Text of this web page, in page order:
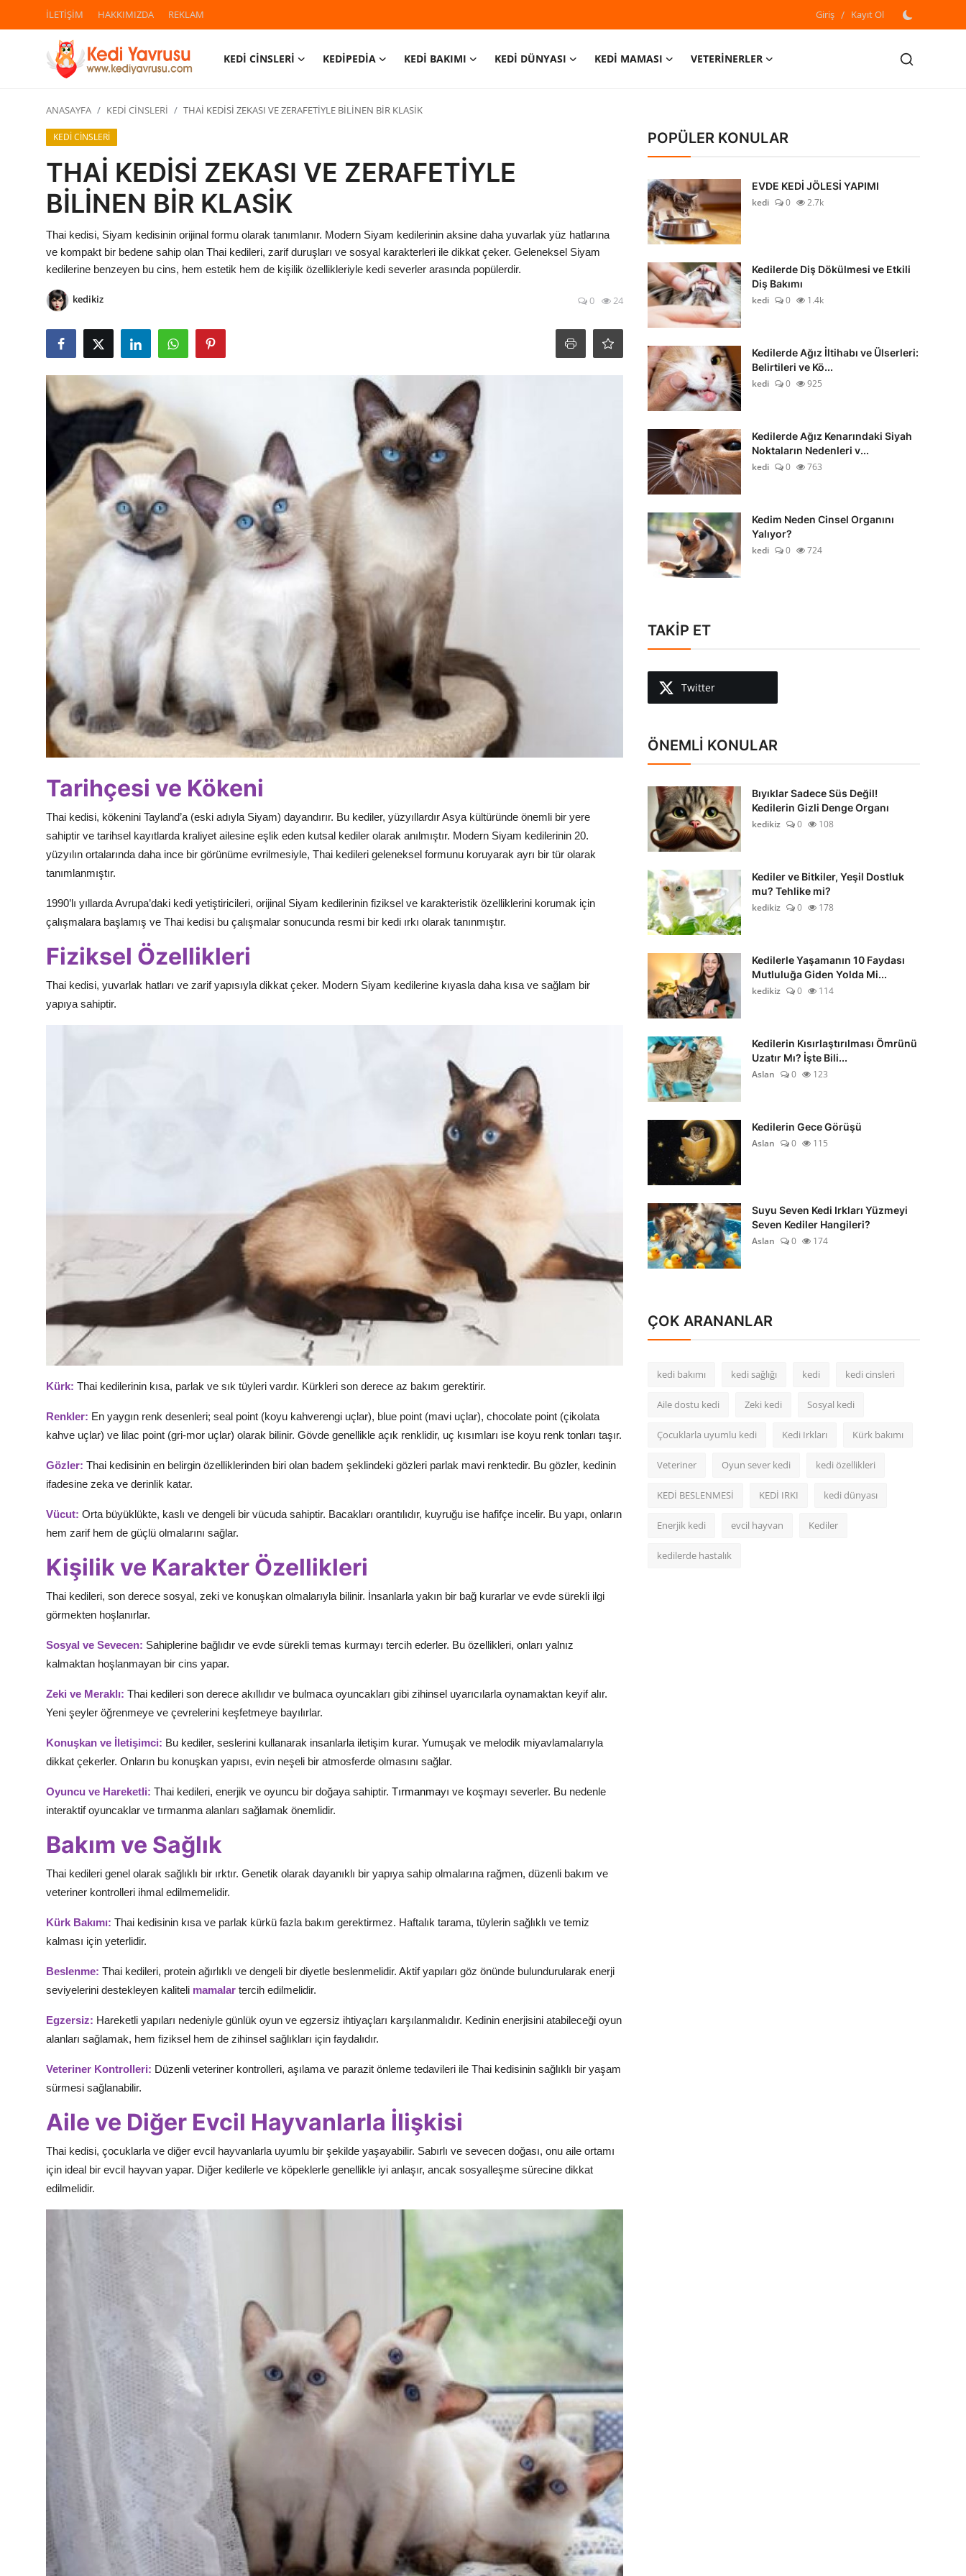
İLETİŞİM HAKKIMIZDA REKLAM Giriş / Kayıt Ol
KEDİ CİNSLERİ KEDİPEDİA KEDİ BAKIMI KEDİ DÜNYASI KEDİ MAMASI
VETERİNERLER
Giriş
REKLAM
KEDİ CİNSLERİ
KEDİPEDİA
KEDİ BAKIMI
KEDİ DÜNYASI
VETERİNERLER
ANASAYFA KEDİ CİNSLERİ THAİ KEDİSİ ZEKASI VE ZERAFETİYLE BİLİNEN BİR KLASİK
KEDİ CİNSLERİ
THAİ KEDİSİ ZEKASI VE ZERAFETİYLE
BİLİNEN BİR KLASİK
Thai kedisi, Siyam kedisinin orijinal formu olarak tanımlanır. Modern Siyam kedilerinin aksine daha yuvarlak yüz hatlarına
ve kompakt bir bedene sahip olan Thai kedileri, zarif duruşları ve sosyal karakterleri ile dikkat çeker. Geleneksel Siyam
kedilerine benzeyen bu cins, hem estetik hem de kişilik özellikleriyle kedi severler arasında popülerdir.
kedikiz 0 24
Tarihçesi ve Kökeni
Thai kedisi, kökenini Tayland’a (eski adıyla Siyam) dayandırır. Bu kediler, yüzyıllardır Asya kültüründe önemli bir yere
sahiptir ve tarihsel kayıtlarda kraliyet ailesine eşlik eden kutsal kediler olarak anılmıştır. Modern Siyam kedilerinin 20.
yüzyılın ortalarında daha ince bir görünüme evrilmesiyle, Thai kedileri geleneksel formunu koruyarak ayrı bir tür olarak
tanımlanmıştır.
1990’lı yıllarda Avrupa’daki kedi yetiştiricileri, orijinal Siyam kedilerinin fiziksel ve karakteristik özelliklerini korumak için
çalışmalara başlamış ve Thai kedisi bu çalışmalar sonucunda resmi bir kedi ırkı olarak tanınmıştır.
Fiziksel Özellikleri
Thai kedisi, yuvarlak hatları ve zarif yapısıyla dikkat çeker. Modern Siyam kedilerine kıyasla daha kısa ve sağlam bir
yapıya sahiptir.
Kürk: Thai kedilerinin kısa, parlak ve sık tüyleri vardır. Kürkleri son derece az bakım gerektirir.
Renkler: En yaygın renk desenleri; seal point (koyu kahverengi uçlar), blue point (mavi uçlar), chocolate point (çikolata
kahve uçlar) ve lilac point (gri-mor uçlar) olarak bilinir. Gövde genellikle açık renklidir, uç kısımları ise koyu renk tonları taşır.
Gözler: Thai kedisinin en belirgin özelliklerinden biri olan badem şeklindeki gözleri parlak mavi renktedir. Bu gözler, kedinin
ifadesine zeka ve derinlik katar.
Vücut: Orta büyüklükte, kaslı ve dengeli bir vücuda sahiptir. Bacakları orantılıdır, kuyruğu ise hafifçe incelir. Bu yapı, onların
hem zarif hem de güçlü olmalarını sağlar.
Kişilik ve Karakter Özellikleri
Thai kedileri, son derece sosyal, zeki ve konuşkan olmalarıyla bilinir. İnsanlarla yakın bir bağ kurarlar ve evde sürekli ilgi
görmekten hoşlanırlar.
Sosyal ve Sevecen: Sahiplerine bağlıdır ve evde sürekli temas kurmayı tercih ederler. Bu özellikleri, onları yalnız
kalmaktan hoşlanmayan bir cins yapar.
Zeki ve Meraklı: Thai kedileri son derece akıllıdır ve bulmaca oyuncakları gibi zihinsel uyarıcılarla oynamaktan keyif alır.
Yeni şeyler öğrenmeye ve çevrelerini keşfetmeye bayılırlar.
Konuşkan ve İletişimci: Bu kediler, seslerini kullanarak insanlarla iletişim kurar. Yumuşak ve melodik miyavlamalarıyla
dikkat çekerler. Onların bu konuşkan yapısı, evin neşeli bir atmosferde olmasını sağlar.
Oyuncu ve Hareketli: Thai kedileri, enerjik ve oyuncu bir doğaya sahiptir. Tırmanmayı ve koşmayı severler. Bu nedenle
interaktif oyuncaklar ve tırmanma alanları sağlamak önemlidir.
Bakım ve Sağlık
Thai kedileri genel olarak sağlıklı bir ırktır. Genetik olarak dayanıklı bir yapıya sahip olmalarına rağmen, düzenli bakım ve
veteriner kontrolleri ihmal edilmemelidir.
Kürk Bakımı: Thai kedisinin kısa ve parlak kürkü fazla bakım gerektirmez. Haftalık tarama, tüylerin sağlıklı ve temiz
kalması için yeterlidir.
Beslenme: Thai kedileri, protein ağırlıklı ve dengeli bir diyetle beslenmelidir. Aktif yapıları göz önünde bulundurularak enerji
seviyelerini destekleyen kaliteli mamalar tercih edilmelidir.
Egzersiz: Hareketli yapıları nedeniyle günlük oyun ve egzersiz ihtiyaçları karşılanmalıdır. Kedinin enerjisini atabileceği oyun
alanları sağlamak, hem fiziksel hem de zihinsel sağlıkları için faydalıdır.
Veteriner Kontrolleri: Düzenli veteriner kontrolleri, aşılama ve parazit önleme tedavileri ile Thai kedisinin sağlıklı bir yaşam
sürmesi sağlanabilir.
Aile ve Diğer Evcil Hayvanlarla İlişkisi
Thai kedisi, çocuklarla ve diğer evcil hayvanlarla uyumlu bir şekilde yaşayabilir. Sabırlı ve sevecen doğası, onu aile ortamı
için ideal bir evcil hayvan yapar. Diğer kedilerle ve köpeklerle genellikle iyi anlaşır, ancak sosyalleşme sürecine dikkat
edilmelidir.
POPÜLER KONULAR
EVDE KEDİ JÖLESİ YAPIMI
kedi
0 2.7k
Kedilerde Diş Dökülmesi ve Etkili
Diş Bakımı
kedi
0 1.4k
Kedilerde Ağız İltihabı ve Ülserleri:
Belirtileri ve Kö...
kedi
0 925
Kedilerde Ağız Kenarındaki Siyah
Noktaların Nedenleri v...
kedi
0 763
Kedim Neden Cinsel Organını
Yalıyor?
kedi
0 724
TAKİP ET
Twitter
ÖNEMLİ KONULAR
Bıyıklar Sadece Süs Değil!
Kedilerin Gizli Denge Organı
kedikiz
0 108
Kediler ve Bitkiler, Yeşil Dostluk
mu? Tehlike mi?
kedikiz
0 178
Kedilerle Yaşamanın 10 Faydası
Mutluluğa Giden Yolda Mi...
kedikiz
0 114
Kedilerin Kısırlaştırılması Ömrünü
Uzatır Mı? İşte Bili...
Aslan
0 123
Kedilerin Gece Görüşü
Aslan
0 115
Suyu Seven Kedi Irkları Yüzmeyi
Seven Kediler Hangileri?
Aslan
0 174
ÇOK ARANANLAR
kedi bakımı kedi sağlığı kedi kedi cinsleri
Aile dostu kedi Zeki kedi Sosyal kedi
Çocuklarla uyumlu kedi Kedi Irkları Kürk bakımı
Veteriner Oyun sever kedi kedi özellikleri
KEDİ BESLENMESİ KEDİ IRKI kedi dünyası
Enerjik kedi evcil hayvan Kediler
kedilerde hastalık